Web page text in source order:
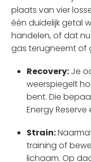
plaats van vier
één duidelijk getal
handelen, of dat
gas terugneemt of
Recovery: Je
weerspiegelt
bent. Die
Energy
Strain:
training of
lichaam. Op